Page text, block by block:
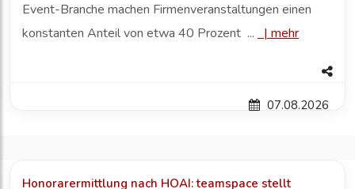
Event-Branche machen Firmenveranstaltungen einen
konstanten Anteil von etwa 40 Prozent ...
| mehr
07.08.2026
Honorarermittlung nach HOAI: teamspace stellt